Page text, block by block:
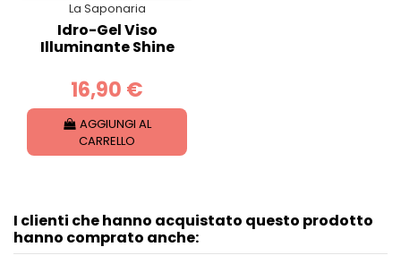
La Saponaria
Idro-Gel Viso
Illuminante Shine
16,90 €
AGGIUNGI AL
CARRELLO
I clienti che hanno acquistato questo prodotto
hanno comprato anche: